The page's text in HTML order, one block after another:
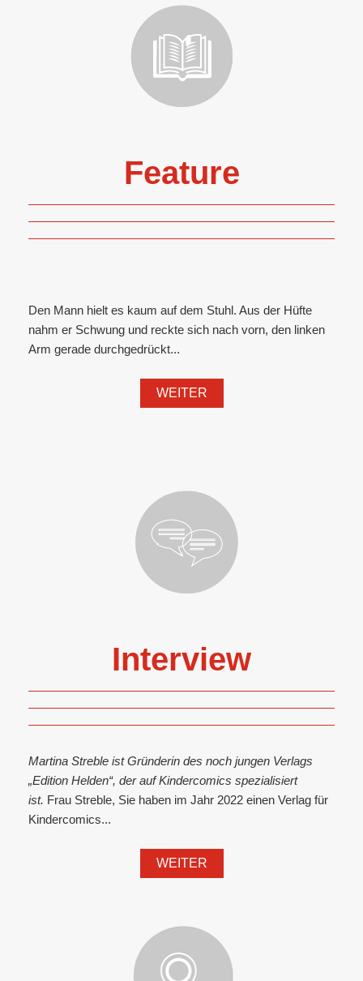
Feature
Den Mann hielt es kaum auf dem Stuhl. Aus der Hüfte
nahm er Schwung und reckte sich nach vorn, den linken
Arm gerade durchgedrückt...
WEITER
Interview
Martina Streble ist Gründerin des noch jungen Verlags
„Edition Helden“, der auf Kindercomics spezialisiert
ist. Frau Streble, Sie haben im Jahr 2022 einen Verlag für
Kindercomics...
WEITER